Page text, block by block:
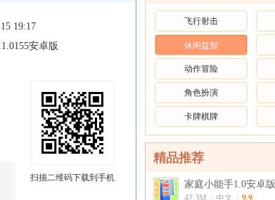
19:17
安卓版
扫描二维码下载到手机
飞行射击
休闲益智
动作冒险
角色扮演
卡牌棋牌
精品推荐
家庭小能手1.0安卓版
42.3M / 中文 / 9.9